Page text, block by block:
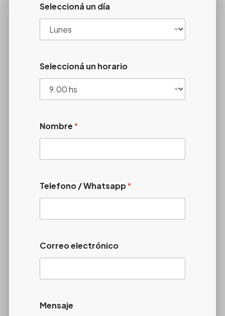
Seleccioná un día
Seleccioná un horario
Nombre*
Telefono / Whatsapp*
Correo electrónico
Mensaje